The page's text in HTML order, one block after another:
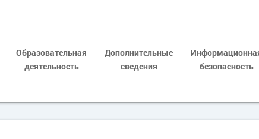
Образовательная
деятельность
Дополнительные
сведения
безопасность